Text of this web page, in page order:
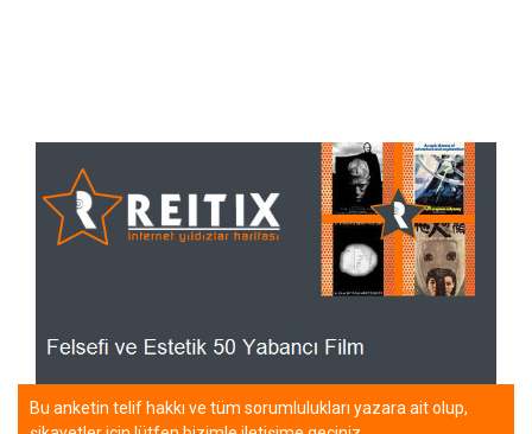
Bu anketin telif hakkı ve tüm sorumlulukları yazara ait olup,